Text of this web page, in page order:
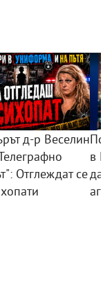
д-р Веселин
Отглеждат се
в